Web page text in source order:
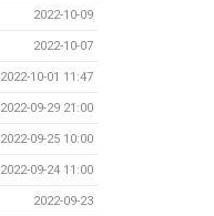
2022-10-09
2022-10-07
2022-10-01 11:47
2022-09-29 21:00
2022-09-25 10:00
2022-09-24 11:00
2022-09-23